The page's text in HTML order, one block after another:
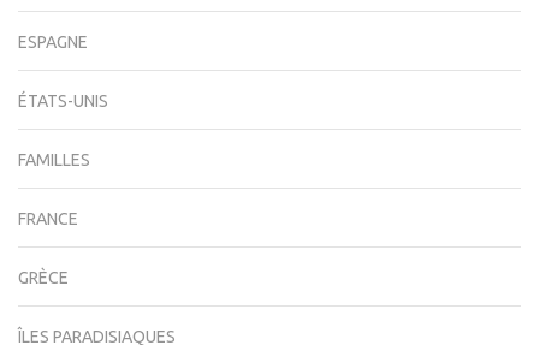
ESPAGNE
ÉTATS-UNIS
FAMILLES
FRANCE
GRÈCE
ÎLES PARADISIAQUES